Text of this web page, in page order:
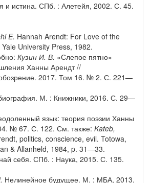
и истина. СПб. : Алетейя, 2002. С. 45.
E. Hannah Arendt: For Love of the
University Press, 1982.
Кузин И. В. «Слепое пятно»
Ханны Арендт //
2017. Том 16. № 2. С. 221—
М. : Книжники, 2016. С. 29—
язык: теория поэзии Ханны
№ 67. С. 122. См. также: Kateb,
politics, conscience, evil. Totowa,
& Allanheld, 1984, p. 31—33.
себя. СПб. : Наука, 2015. С. 135.
. Нелинейное будущее. М. : МБА, 2013.